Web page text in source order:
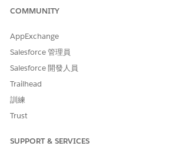
為員工建立事件
範例
要求共用網路磁碟機的存取權
取每季報告。
Julie:我需要「財務」共用磁碟的存取權,
COMMUNITY
AppExchange
Salesforce 管理員
Salesforce 開發人員
Trailhead
訓練
Trust
SUPPORT & SERVICES